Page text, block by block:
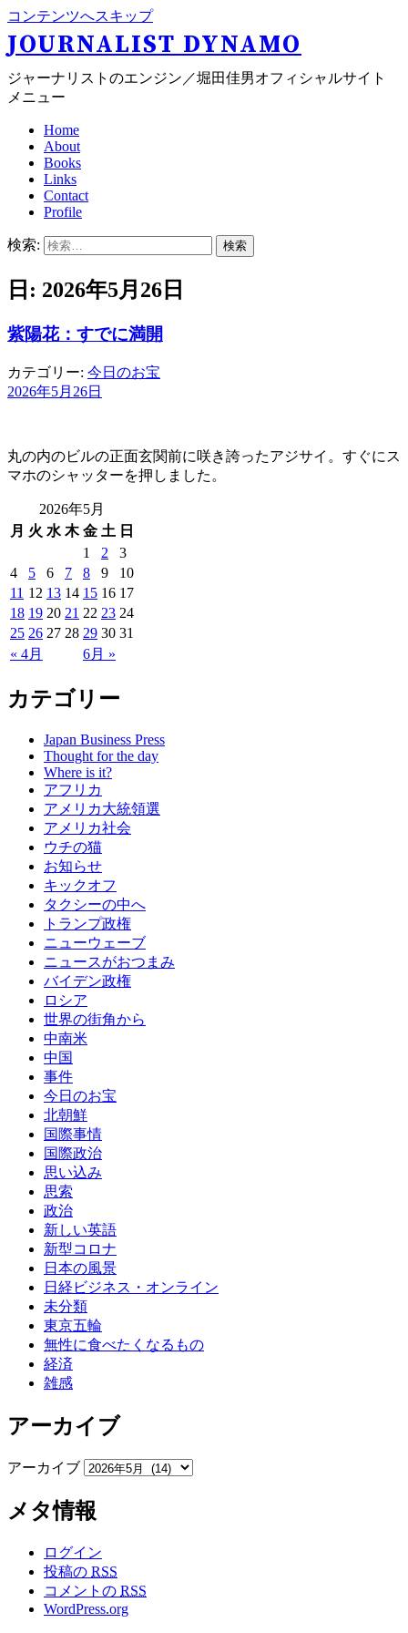
コンテンツへスキップ
JOURNALIST DYNAMO
ジャーナリストのエンジン／堀田佳男オフィシャルサイト
メニュー
Home
About
Books
Links
Contact
Profile
検索:
日: 2026年5月26日
紫陽花：すでに満開
カテゴリー: 今日のお宝
2026年5月26日
丸の内のビルの正面玄関前に咲き誇ったアジサイ。すぐにス
マホのシャッターを押しました。
2026年5月
月 火 水 木 金 土 日
« 4月 6月 »
1 2
3
4
5 6 7 8 9
10
11 12 13 14 15 16 17
18 19 20 21 22 23 24
25 26 27 28 29 30 31
カテゴリー
Japan Business Press
Thought for the day
Where is it?
アフリカ
アメリカ大統領選
アメリカ社会
ウチの猫
お知らせ
キックオフ
タクシーの中へ
トランプ政権
ニューウェーブ
ニュースがおつまみ
バイデン政権
ロシア
世界の街角から
中南米
中国
事件
今日のお宝
北朝鮮
国際事情
国際政治
思い込み
思索
政治
新しい英語
新型コロナ
日本の風景
日経ビジネス・オンライン
未分類
東京五輪
無性に食べたくなるもの
経済
雑感
アーカイブ
アーカイブ
メタ情報
ログイン
投稿の RSS
コメントの RSS
WordPress.org